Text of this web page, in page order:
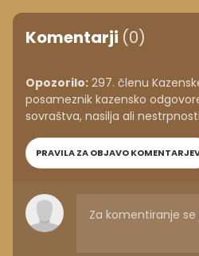
Komentarji (0)
Opozorilo: 297. členu
posameznik kazensko
sovraštva, nasilja ali
PRAVILA ZA OBJAVO